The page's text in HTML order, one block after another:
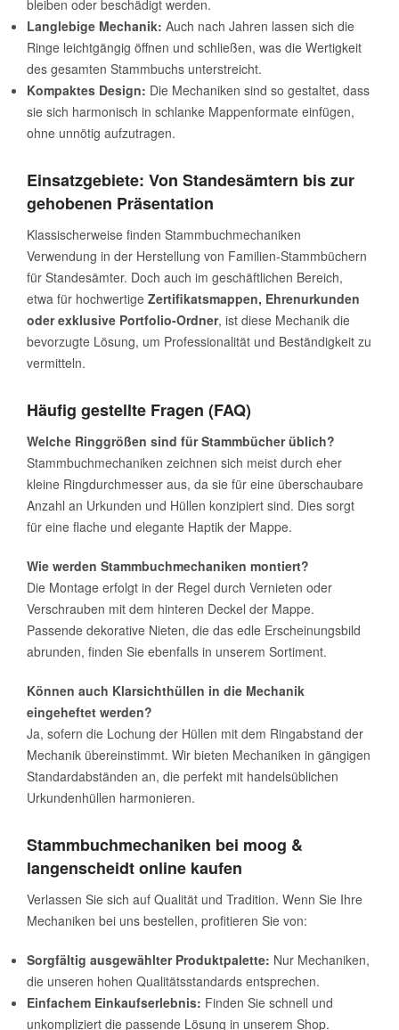
bleiben oder beschädigt werden.
Langlebige Mechanik: Auch nach Jahren lassen sich die
Ringe leichtgängig öffnen und schließen, was die Wertigkeit
des gesamten Stammbuchs unterstreicht.
Kompaktes Design: Die Mechaniken sind so gestaltet, dass
sie sich harmonisch in schlanke Mappenformate einfügen,
ohne unnötig aufzutragen.
Einsatzgebiete: Von Standesämtern bis zur
gehobenen Präsentation
Klassischerweise finden Stammbuchmechaniken
Verwendung in der Herstellung von Familien-Stammbüchern
für Standesämter. Doch auch im geschäftlichen Bereich,
etwa für hochwertige Zertifikatsmappen, Ehrenurkunden
oder exklusive Portfolio-Ordner, ist diese Mechanik die
bevorzugte Lösung, um Professionalität und Beständigkeit zu
vermitteln.
Häufig gestellte Fragen (FAQ)
Welche Ringgrößen sind für Stammbücher üblich?
Stammbuchmechaniken zeichnen sich meist durch eher
kleine Ringdurchmesser aus, da sie für eine überschaubare
Anzahl an Urkunden und Hüllen konzipiert sind. Dies sorgt
für eine flache und elegante Haptik der Mappe.
Wie werden Stammbuchmechaniken montiert?
Die Montage erfolgt in der Regel durch Vernieten oder
Verschrauben mit dem hinteren Deckel der Mappe.
Passende dekorative Nieten, die das edle Erscheinungsbild
abrunden, finden Sie ebenfalls in unserem Sortiment.
Können auch Klarsichthüllen in die Mechanik
eingeheftet werden?
Ja, sofern die Lochung der Hüllen mit dem Ringabstand der
Mechanik übereinstimmt. Wir bieten Mechaniken in gängigen
Standardabständen an, die perfekt mit handelsüblichen
Urkundenhüllen harmonieren.
Stammbuchmechaniken bei moog &
langenscheidt online kaufen
Verlassen Sie sich auf Qualität und Tradition. Wenn Sie Ihre
Mechaniken bei uns bestellen, profitieren Sie von:
Sorgfältig ausgewählter Produktpalette: Nur Mechaniken,
die unseren hohen Qualitätsstandards entsprechen.
Einfachem Einkaufserlebnis: Finden Sie schnell und
unkompliziert die passende Lösung in unserem Shop.